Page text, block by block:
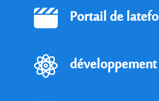
Portail de